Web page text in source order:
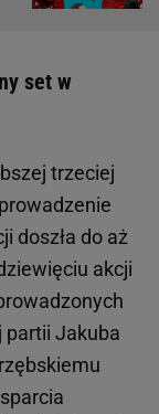
set w
trzeciej
doszła do aż
akcji
partii Jakuba